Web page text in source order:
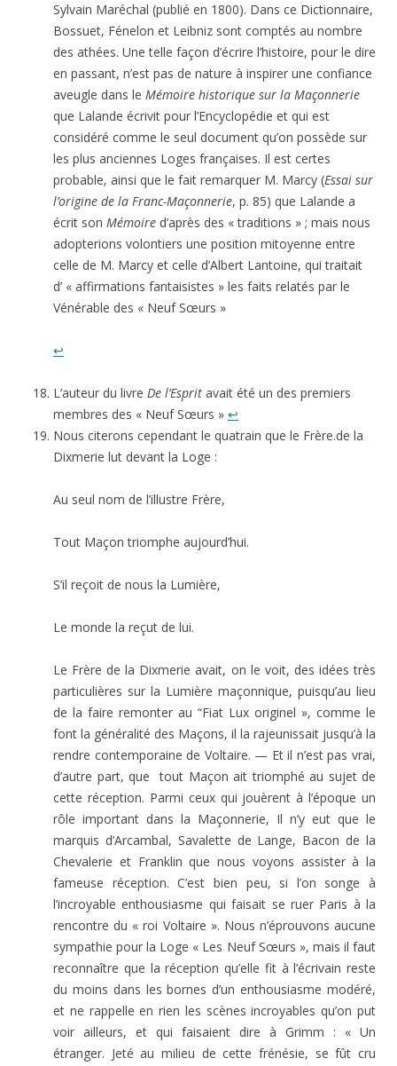
Sylvain Maréchal (publié en 1800). Dans ce Dictionnaire,
Bossuet, Fénelon et Leibniz sont comptés au nombre
des athées. Une telle façon d’écrire l’histoire, pour le dire
en passant, n’est pas de nature à inspirer une confiance
aveugle dans le Mémoire historique sur la Maçonnerie
que Lalande écrivit pour l’Encyclopédie et qui est
considéré comme le seul document qu’on possède sur
les plus anciennes Loges françaises. Il est certes
probable, ainsi que le fait remarquer M. Marcy (Essai sur
l’origine de la Franc-Maçonnerie, p. 85) que Lalande a
écrit son Mémoire d’après des « traditions » ; mais nous
adopterions volontiers une position mitoyenne entre
celle de M. Marcy et celle d’Albert Lantoine, qui traitait
d’ « affirmations fantaisistes » les faits relatés par le
Vénérable des « Neuf Sœurs »
↩
L’auteur du livre De l’Esprit avait été un des premiers
membres des « Neuf Sœurs » ↩
Nous citerons cependant le quatrain que le Frère.de la
Dixmerie lut devant la Loge :
Au seul nom de l’illustre Frère,
Tout Maçon triomphe aujourd’hui.
S’il reçoit de nous la Lumière,
Le monde la reçut de lui.
Le Frère de la Dixmerie avait, on le voit, des idées très
particulières sur la Lumière maçonnique, puisqu’au lieu
de la faire remonter au “Fiat Lux originel », comme le
font la généralité des Maçons, il la rajeunissait jusqu’à la
rendre contemporaine de Voltaire. — Et il n’est pas vrai,
d’autre part, que tout Maçon ait triomphé au sujet de
cette réception. Parmi ceux qui jouèrent à l’époque un
rôle important dans la Maçonnerie, Il n’y eut que le
marquis d’Arcambal, Savalette de Lange, Bacon de la
Chevalerie et Franklin que nous voyons assister à la
fameuse réception. C’est bien peu, si l’on songe à
l’incroyable enthousiasme qui faisait se ruer Paris à la
rencontre du « roi Voltaire ». Nous n’éprouvons aucune
sympathie pour la Loge « Les Neuf Sœurs », mais il faut
reconnaître que la réception qu’elle fit à l’écrivain reste
du moins dans les bornes d’un enthousiasme modéré,
et ne rappelle en rien les scènes incroyables qu’on put
voir ailleurs, et qui faisaient dire à Grimm : « Un
étranger. Jeté au milieu de cette frénésie, se fût cru